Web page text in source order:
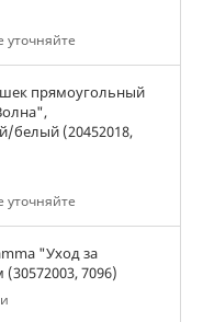
прямоугольный
белый (20452018,
"Уход за
7096)